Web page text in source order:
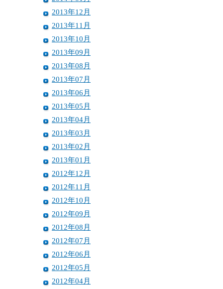
2013年12月
2013年11月
2013年10月
2013年09月
2013年08月
2013年07月
2013年06月
2013年05月
2013年04月
2013年03月
2013年02月
2013年01月
2012年12月
2012年11月
2012年10月
2012年09月
2012年08月
2012年07月
2012年06月
2012年05月
2012年04月